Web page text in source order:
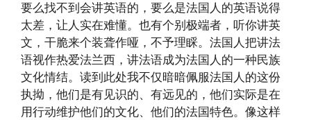
要么找不到会讲英语的，要么是法国人的英语说得
太差，让人实在难懂。也有个别极端者，听你讲英
文，干脆来个装聋作哑，不予理睬。法国人把讲法
语视作热爱法兰西，讲法语成为法国人的一种民族
文化情结。读到此处我不仅暗暗佩服法国人的这份
执拗，他们是有见识的、有远见的，他们实际是在
用行动维护他们的文化、他们的法国特色。像这样